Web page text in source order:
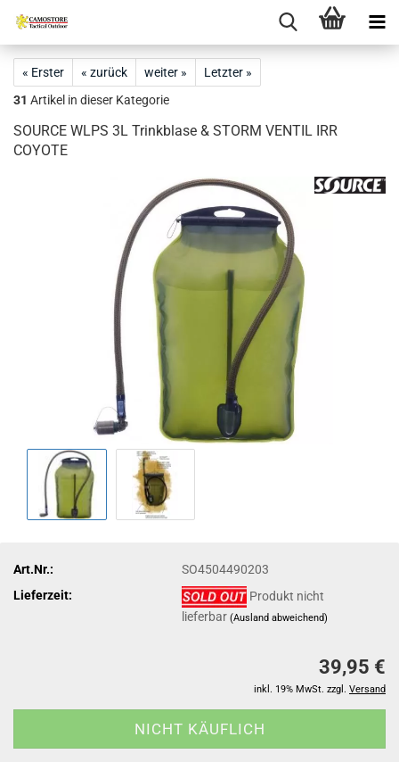
« Erster « zurück weiter »
Letzter »
31 Artikel in dieser Kategorie
SOURCE WLPS 3L Trinkblase & STORM VENTIL IRR
COYOTE
Art.Nr.:
SO4504490203
Lieferzeit:
Produkt nicht
lieferbar(Ausland abweichend)
39,95 €
inkl. 19% MwSt. zzgl. Versand